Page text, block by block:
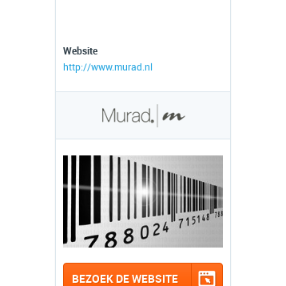
Website
http://www.murad.nl
BEZOEK DE WEBSITE